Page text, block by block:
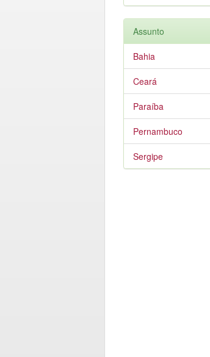
Assunto
Bahia
Ceará
Paraíba
Pernambuco
Sergipe